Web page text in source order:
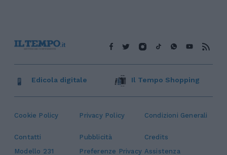
Cookie Policy Privacy Policy Condizioni Generali
Contatti Pubblicità
Credits
Modello 231
Preferenze Privacy Assistenza
Edicola digitale Il Tempo Shopping